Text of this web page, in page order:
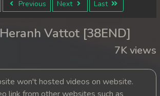
Heranh Vattot
Heranh Vattot
Previous Next Last
Vattot [38END]
7K views
won't hosted videos on website.